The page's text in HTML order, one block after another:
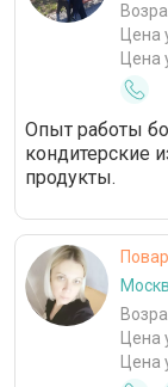
Цена
Цена
Опыт работы
кондитерские
продукты.
Повар
Цена
Цена